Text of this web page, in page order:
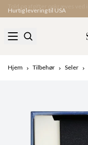
Hurtig levering til USA
Hjem Tilbehør Seler